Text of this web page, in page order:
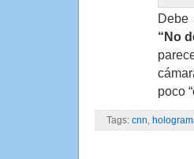
Debe
“No
poco
Tags: cnn,